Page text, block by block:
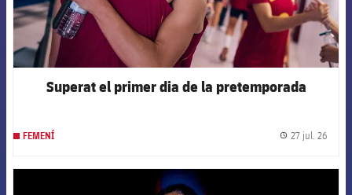
Superat el primer dia de la pretemporada
FEMENÍ 27 jul. 26
FCB Barcelona badge